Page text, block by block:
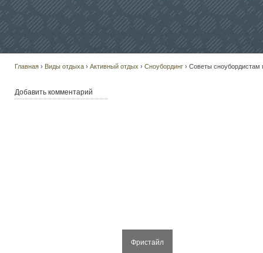
Главная › Виды отдыха › Активный отдых › Сноубординг › Советы сноубордистам
Фристайл
Добавить комментарий